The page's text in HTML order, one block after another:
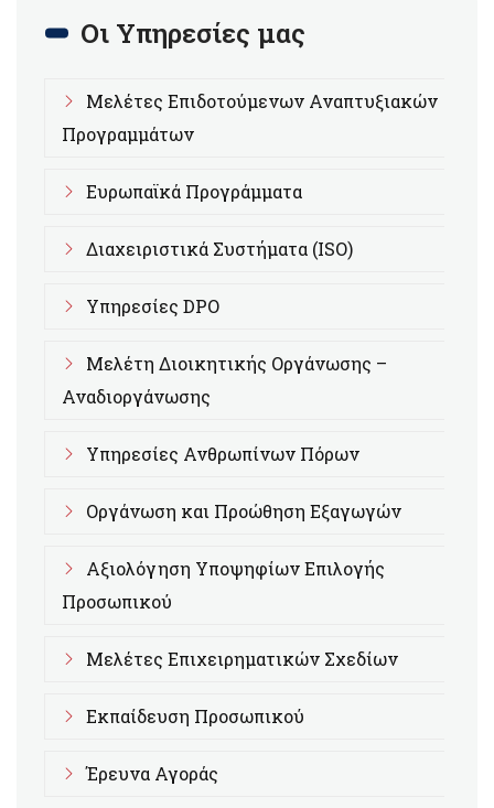
Οι Υπηρεσίες μας
Μελέτες Επιδοτούμενων Αναπτυξιακών
Προγραμμάτων
Ευρωπαϊκά Προγράμματα
Διαχειριστικά Συστήματα (ISO)
Υπηρεσίες DPO
Μελέτη Διοικητικής Οργάνωσης –
Αναδιοργάνωσης
Υπηρεσίες Ανθρωπίνων Πόρων
Οργάνωση και Προώθηση Εξαγωγών
Αξιολόγηση Υποψηφίων Επιλογής
Προσωπικού
Μελέτες Επιχειρηματικών Σχεδίων
Εκπαίδευση Προσωπικού
Έρευνα Αγοράς